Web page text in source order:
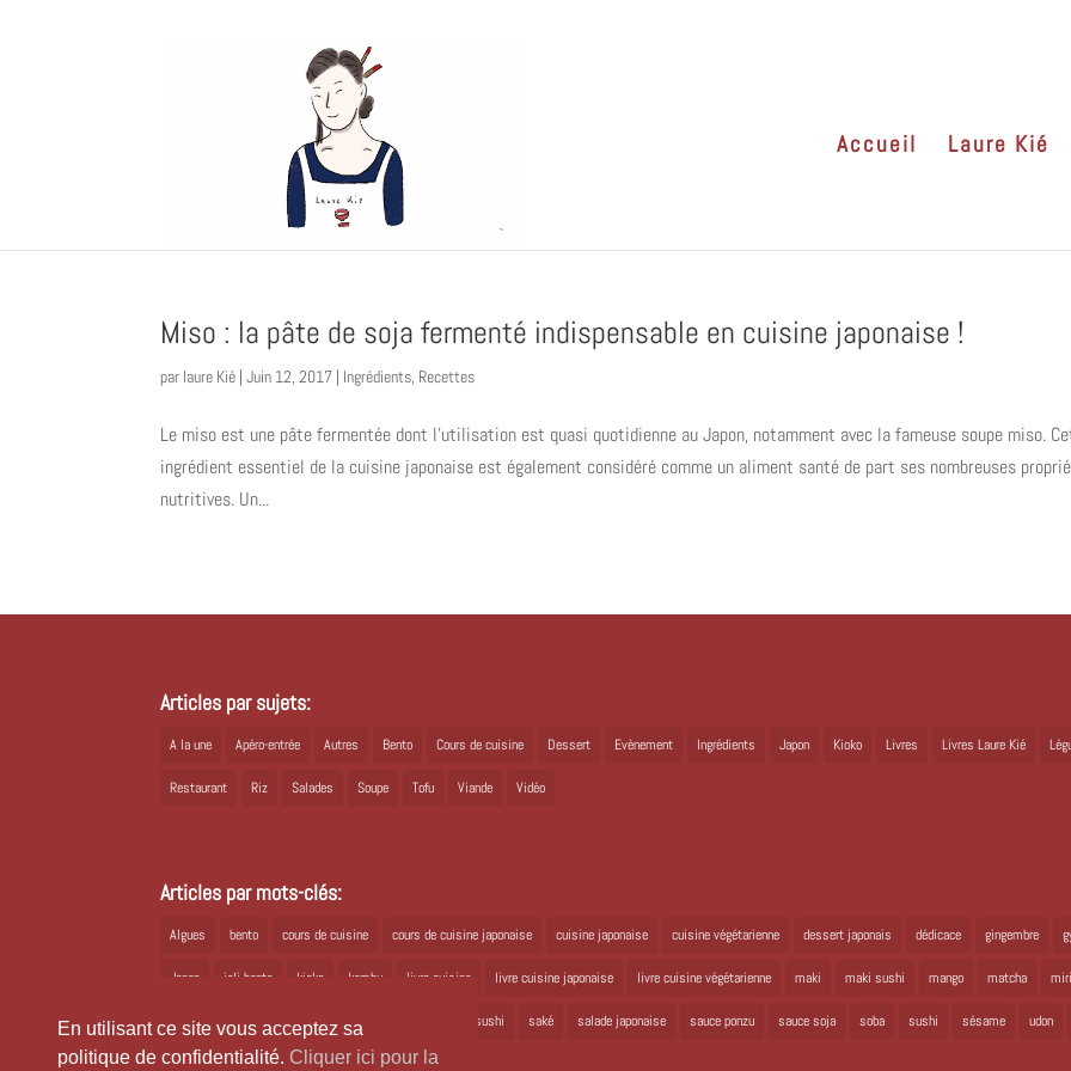
En utilisant ce site vous acceptez sa
politique de confidentialité. Cliquer ici pour la
Accueil Laure Kié
Miso : la pâte de soja fermenté indispensable en cuisine japonaise !
par laure Kié |Juin 12, 2017 | Ingrédients, Recettes
Le miso est une pâte fermentée dont l’utilisation est quasi quotidienne au Japon, notamment avec la fameuse soupe miso.
ingrédient essentiel de la cuisine japonaise est également considéré comme un aliment santé de part ses nombreuses
nutritives. Un...
Articles par sujets:
A la une Apéro-entrée Autres Bento Cours de cuisine Dessert Evènement Ingrédients Japon Kioko Livres Livres Laure Kié
Restaurant Riz Salades Soupe Tofu Viande Vidéo
Articles par mots-clés:
Algues bento cours de cuisine cours de cuisine japonaise cuisine japonaise cuisine végétarienne dessert japonais dédicace gingembre
Japon joli bento kioko kombu livre cuisine livre cuisine japonaise livre cuisine végétarienne maki maki sushi mango matcha
ramen recette bento recette japonaise recette sushi saké salade japonaise sauce ponzu sauce soja soba sushi sésame udon